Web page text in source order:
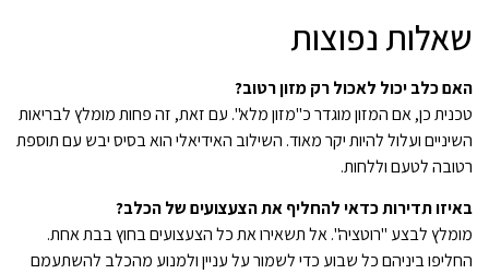
שאלות נפוצות
האם כלב יכול לאכול רק מזון רטוב?
טכנית כן, אם המזון מוגדר כ"מזון מלא". עם זאת, זה פחות מומלץ לבריאות
השיניים ועלול להיות יקר מאוד. השילוב האידיאלי הוא בסיס יבש עם תוספת
רטובה לטעם וללחות.
באיזו תדירות כדאי להחליף את הצעצועים של הכלב?
מומלץ לבצע "רוטציה". אל תשאירו את כל הצעצועים בחוץ בבת אחת.
החליפו ביניהם כל שבוע כדי לשמור על עניין ולמנוע מהכלב להשתעמם